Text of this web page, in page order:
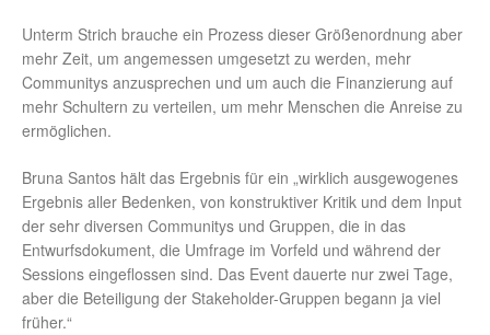
Unterm Strich brauche ein Prozess dieser Größenordnung aber
mehr Zeit, um angemessen umgesetzt zu werden, mehr
Communitys anzusprechen und um auch die Finanzierung auf
mehr Schultern zu verteilen, um mehr Menschen die Anreise zu
ermöglichen.
Bruna Santos hält das Ergebnis für ein „wirklich ausgewogenes
Ergebnis aller Bedenken, von konstruktiver Kritik und dem Input
der sehr diversen Communitys und Gruppen, die in das
Entwurfsdokument, die Umfrage im Vorfeld und während der
Sessions eingeflossen sind. Das Event dauerte nur zwei Tage,
aber die Beteiligung der Stakeholder-Gruppen begann ja viel
früher.“